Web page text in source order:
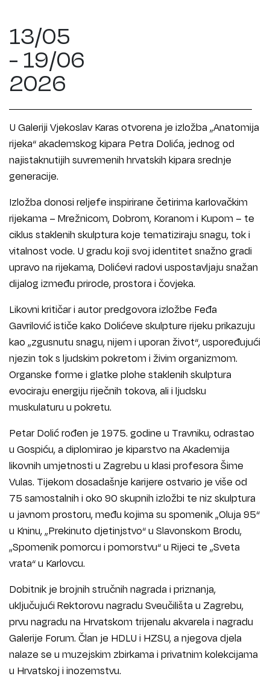
13/05
- 19/06
2026
U Galeriji Vjekoslav Karas otvorena je izložba „Anatomija
rijeka“ akademskog kipara Petra Dolića, jednog od
najistaknutijih suvremenih hrvatskih kipara srednje
generacije.
Izložba donosi reljefe inspirirane četirima karlovačkim
rijekama – Mrežnicom, Dobrom, Koranom i Kupom – te
ciklus staklenih skulptura koje tematiziraju snagu, tok i
vitalnost vode. U gradu koji svoj identitet snažno gradi
upravo na rijekama, Dolićevi radovi uspostavljaju snažan
dijalog između prirode, prostora i čovjeka.
Likovni kritičar i autor predgovora izložbe Feđa
Gavrilović ističe kako Dolićeve skulpture rijeku prikazuju
kao „zgusnutu snagu, nijem i uporan život“, uspoređujući
njezin tok s ljudskim pokretom i živim organizmom.
Organske forme i glatke plohe staklenih skulptura
evociraju energiju riječnih tokova, ali i ljudsku
muskulaturu u pokretu.
Petar Dolić rođen je 1975. godine u Travniku, odrastao
u Gospiću, a diplomirao je kiparstvo na Akademija
likovnih umjetnosti u Zagrebu u klasi profesora Šime
Vulas. Tijekom dosadašnje karijere ostvario je više od
75 samostalnih i oko 90 skupnih izložbi te niz skulptura
u javnom prostoru, među kojima su spomenik „Oluja 95“
u Kninu, „Prekinuto djetinjstvo“ u Slavonskom Brodu,
„Spomenik pomorcu i pomorstvu“ u Rijeci te „Sveta
vrata“ u Karlovcu.
Dobitnik je brojnih stručnih nagrada i priznanja,
uključujući Rektorovu nagradu Sveučilišta u Zagrebu,
prvu nagradu na Hrvatskom trijenalu akvarela i nagradu
Galerije Forum. Član je HDLU i HZSU, a njegova djela
nalaze se u muzejskim zbirkama i privatnim kolekcijama
u Hrvatskoj i inozemstvu.